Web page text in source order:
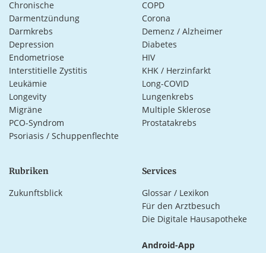
Chronische
Darmentzündung
COPD
Corona
Darmkrebs
Demenz / Alzheimer
Depression
Diabetes
Endometriose
HIV
Interstitielle Zystitis
KHK / Herzinfarkt
Leukämie
Long-COVID
Longevity
Lungenkrebs
Migräne
Multiple Sklerose
PCO-Syndrom
Prostatakrebs
Psoriasis / Schuppenflechte
Rubriken
Zukunftsblick
Services
Glossar / Lexikon
Für den Arztbesuch
Die Digitale Hausapotheke
Android-App